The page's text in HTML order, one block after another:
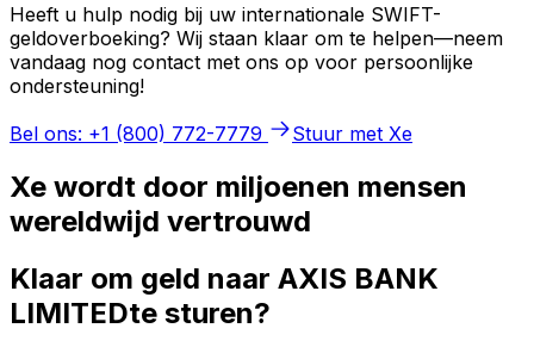
Heeft u hulp nodig bij uw internationale SWIFT-
geldoverboeking? Wij staan klaar om te helpen—neem
vandaag nog contact met ons op voor persoonlijke
ondersteuning!
Bel ons: +1 (800) 772-7779
Stuur met Xe
Xe wordt door miljoenen mensen
wereldwijd vertrouwd
Klaar om geld naar AXIS BANK
LIMITEDte sturen?